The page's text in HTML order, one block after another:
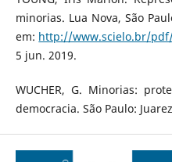
minorias. Lua Nova, São
em: http://www.scielo.br/
5 jun. 2019.
WUCHER, G. Minorias:
democracia. São Paulo: